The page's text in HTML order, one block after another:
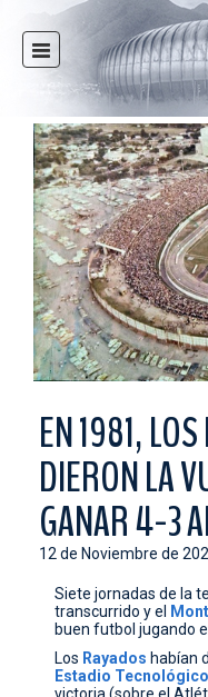
INICIO
NOTICIAS
CLUB
MULTIMEDIA
RAYADOS
RAYADAS
FUERZAS BÁSICAS
RESPONSABILIDAD SOCIAL
TAQUILLA
TIENDA
ESTADIO
PRENSA
CONTACTO
EN 1981,
DIERON LA
GANAR 4-3
12 de Noviembre de
Siete jornadas de la
transcurrido y el
buen futbol jugando
Los Rayados habían
Estadio Tecnológico